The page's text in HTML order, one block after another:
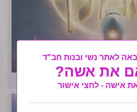
מבצע הכנה לתשרי
לאתר נשי ובנות חב"ד
את אשה?
אישה - לחצי אישור